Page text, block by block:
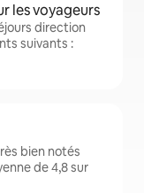
les voyageurs
direction
suivants :
bien notés
de 4,8 sur